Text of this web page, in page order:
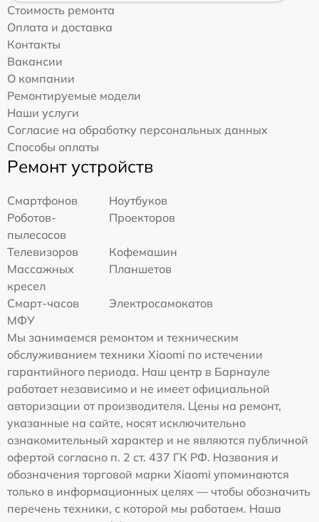
Стоимость ремонта
Оплата и доставка
Контакты
Вакансии
О компании
Ремонтируемые модели
Наши услуги
Согласие на обработку персональных данных
Способы оплаты
Ремонт устройств
Смартфонов
Ноутбуков
Роботов-
пылесосов
Проекторов
Телевизоров
Кофемашин
Массажных
кресел
Планшетов
Смарт-часов
Электросамокатов
МФУ
Мы занимаемся ремонтом и техническим
обслуживанием техники Xiaomi по истечении
гарантийного периода. Наш центр в Барнауле
работает независимо и не имеет официальной
авторизации от производителя. Цены на ремонт,
указанные на сайте, носят исключительно
ознакомительный характер и не являются публичной
офертой согласно п. 2 ст. 437 ГК РФ. Названия и
обозначения торговой марки Xiaomi упоминаются
только в информационных целях — чтобы обозначить
перечень техники, с которой мы работаем. Наша